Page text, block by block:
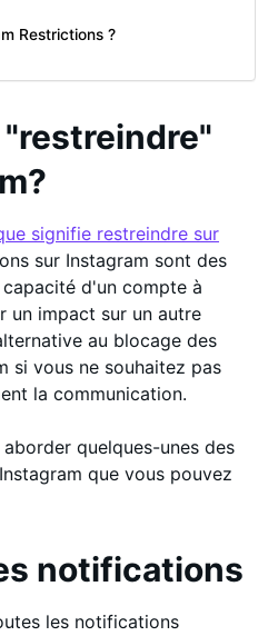
Restrictions ?
signifie restreindre sur
sur Instagram sont des
d'un compte à
un impact sur un autre
au blocage des
si vous ne souhaitez pas
la communication.
quelques-unes des
que vous pouvez
notifications
les notifications